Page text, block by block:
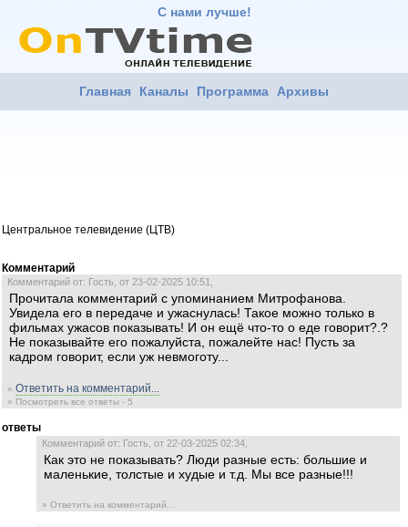
С нами лучше!
Главная Каналы Программа Архивы
Центральное телевидение (ЦТВ)
Комментарий
Комментарий от: Гость, от 23-02-2025 10:51,
Прочитала комментарий с упоминанием Митрофанова.
Увидела его в передаче и ужаснулась! Такое можно только в
фильмах ужасов показывать! И он ещё что-то о еде говорит?.?
Не показывайте его пожалуйста, пожалейте нас! Пусть за
кадром говорит, если уж невмоготу...
» Ответить на комментарий...
» Посмотреть все ответы - 5
ответы
Комментарий от: Гость, от 22-03-2025 02:34,
Как это не показывать? Люди разные есть: большие и
маленькие, толстые и худые и т.д. Мы все разные!!!
» Ответить на комментарий...